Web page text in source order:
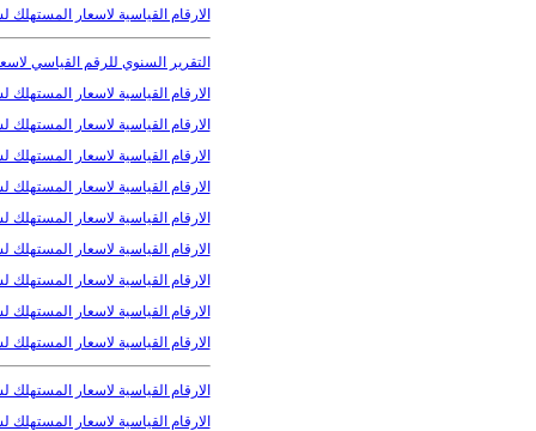
الارقام القياسية لاسعار المستهلك
التقرير السنوي للرقم القياسي
الارقام القياسية لاسعار المستهلك
الارقام القياسية لاسعار المستهلك
الارقام القياسية لاسعار المستهلك
الارقام القياسية لاسعار المستهلك
الارقام القياسية لاسعار المستهلك
الارقام القياسية لاسعار المستهلك
الارقام القياسية لاسعار المستهلك
الارقام القياسية لاسعار المستهلك
الارقام القياسية لاسعار المستهلك
الارقام القياسية لاسعار المستهلك
الارقام القياسية لاسعار المستهلك